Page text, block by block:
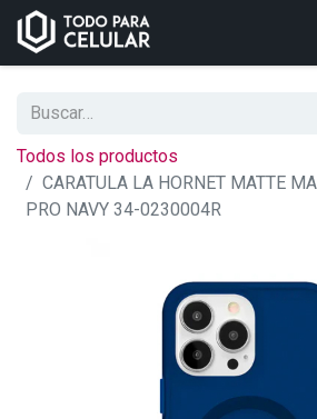
Todos los productos
CARATULA LA HORNET MATTE
PRO NAVY 34-0230004R